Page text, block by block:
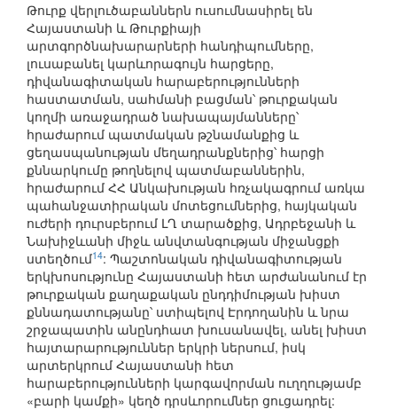
Թուրք վերլուծաբաններն ուսումնասիրել են
Հայաստանի և Թուրքիայի
արտգործնախարարների հանդիպումները,
լուսաբանել կարևորագույն հարցերը,
դիվանագիտական հարաբերությունների
հաստատման, սահմանի բացման՝ թուրքական
կողմի առաջադրած նախապայմանները՝
հրաժարում պատմական թշնամանքից և
ցեղասպանության մեղադրանքներից՝ հարցի
քննարկումը թողնելով պատմաբաններին,
հրաժարում ՀՀ Անկախության հռչակագրում առկա
պահանջատիրական մոտեցումներից, հայկական
ուժերի դուրսբերում ԼՂ տարածքից, Ադրբեջանի և
Նախիջևանի միջև անվտանգության միջանցքի
ստեղծում14: Պաշտոնական դիվանագիտության
երկխոսությունը Հայաստանի հետ արժանանում էր
թուրքական քաղաքական ընդդիմության խիստ
քննադատությանը՝ ստիպելով Էրդողանին և նրա
շրջապատին անընդհատ խուսանավել, անել խիստ
հայտարարություններ երկրի ներսում, իսկ
արտերկրում Հայաստանի հետ
հարաբերությունների կարգավորման ուղղությամբ
«բարի կամքի» կեղծ դրսևորումներ ցուցադրել: